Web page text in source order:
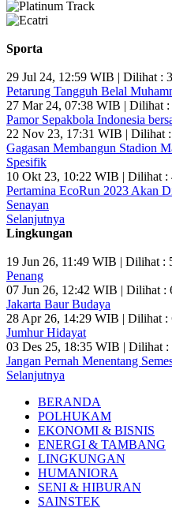
Sporta
29 Jul 24, 12:59 WIB | Dilihat :
Petarung Tangguh Belal
27 Mar 24, 07:38 WIB | Dilihat :
Pamor Sepakbola Indonesia
22 Nov 23, 17:31 WIB | Dilihat
Gagasan Membangun Stadion
Spesifik
10 Okt 23, 10:22 WIB | Dilihat :
Pertamina EcoRun 2023 Akan
Senayan
Selanjutnya
Lingkungan
19 Jun 26, 11:49 WIB | Dilihat :
Penang
07 Jun 26, 12:42 WIB | Dilihat :
Jakarta Baur Budaya
28 Apr 26, 14:29 WIB | Dilihat :
Jumhur Hidayat
03 Des 25, 18:35 WIB | Dilihat :
Jangan Pernah Menentang
Selanjutnya
BERANDA
POLHUKAM
EKONOMI & BISNIS
ENERGI & TAMBANG
LINGKUNGAN
HUMANIORA
SENI & HIBURAN
SAINSTEK